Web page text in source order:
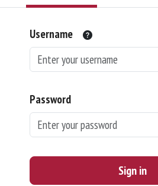
Username
Password
Sign in